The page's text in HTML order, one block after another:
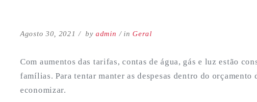
Agosto 30, 2021 byadmin inGeral
Com aumentos das tarifas, contas de água, gás e luz estão
famílias. Para tentar manter as despesas dentro do orçamento
economizar.